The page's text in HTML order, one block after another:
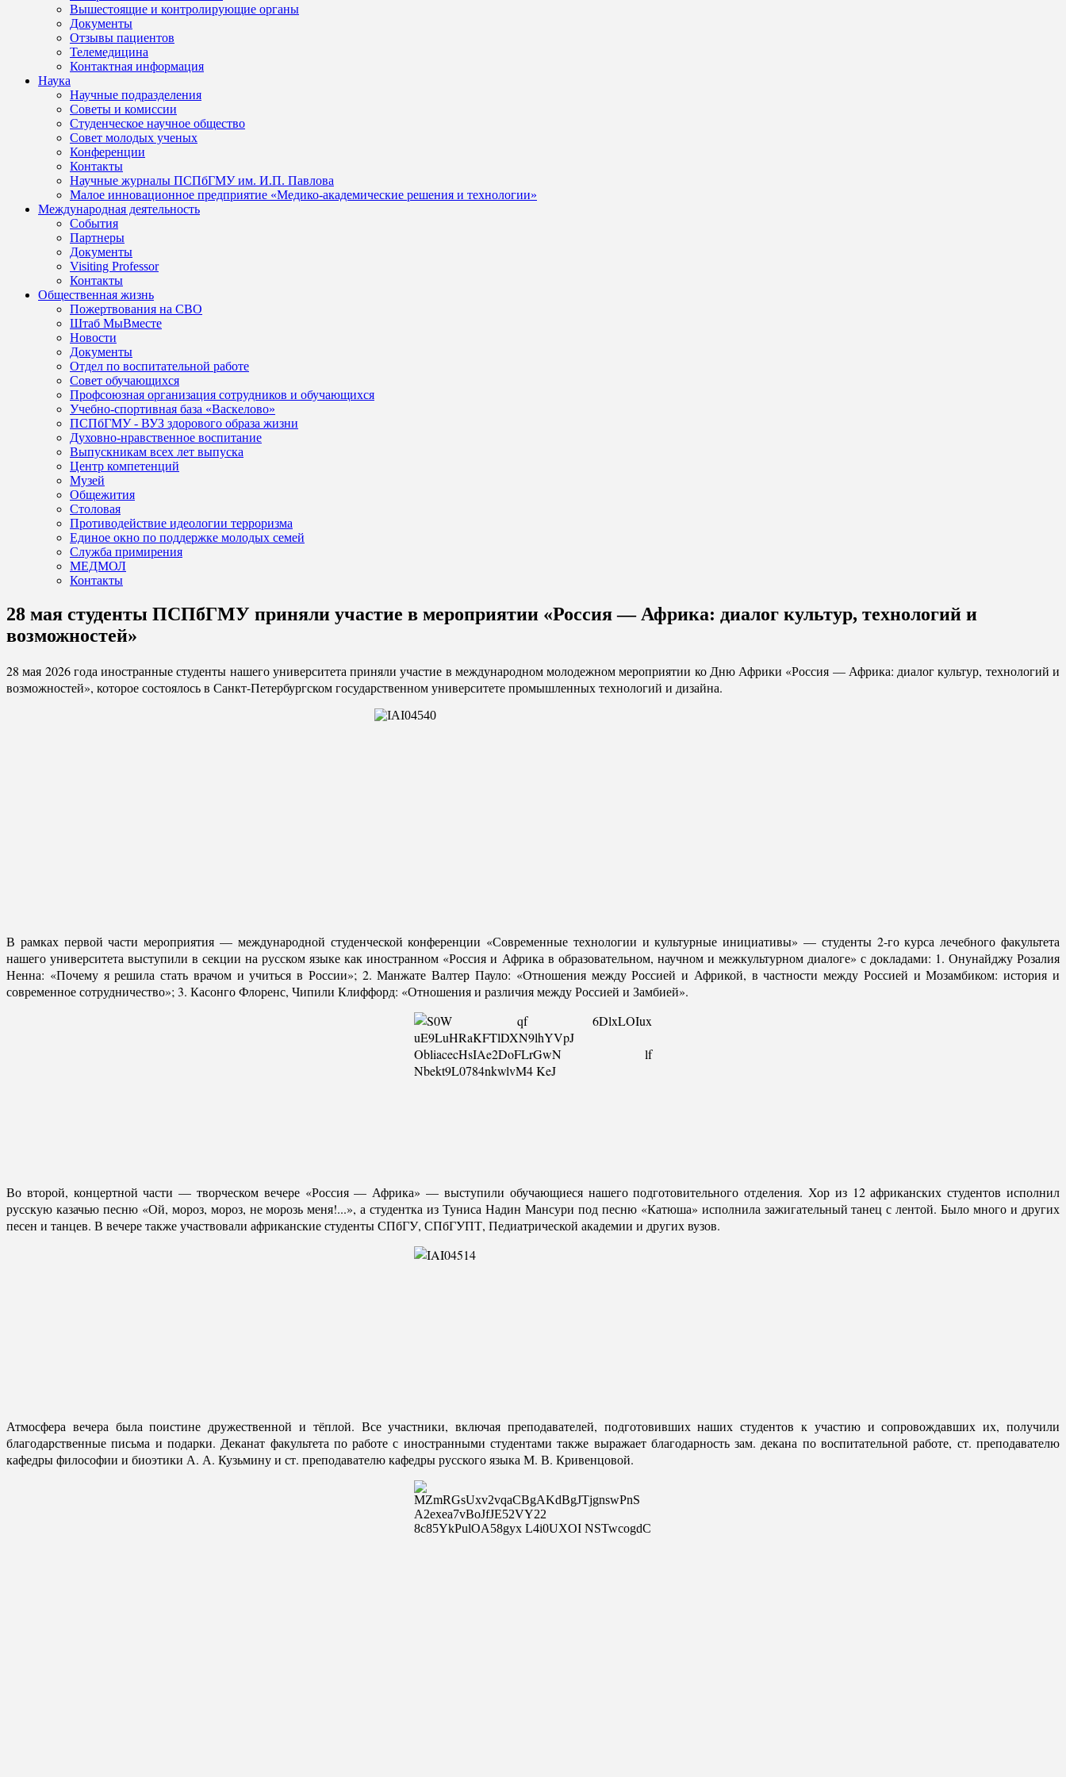
Вышестоящие и контролирующие органы
Документы
Отзывы пациентов
Телемедицина
Контактная информация
Наука
Научные подразделения
Советы и комиссии
Студенческое научное общество
Совет молодых ученых
Конференции
Контакты
Научные журналы ПСПбГМУ им. И.П. Павлова
Малое инновационное предприятие «Медико-академические решения и технологии»
Международная деятельность
События
Партнеры
Документы
Visiting Professor
Контакты
Общественная жизнь
Пожертвования на СВО
Штаб МыВместе
Новости
Документы
Отдел по воспитательной работе
Совет обучающихся
Профсоюзная организация сотрудников и обучающихся
Учебно-спортивная база «Васкелово»
ПСПбГМУ - ВУЗ здорового образа жизни
Духовно-нравственное воспитание
Выпускникам всех лет выпуска
Центр компетенций
Музей
Общежития
Столовая
Противодействие идеологии терроризма
Единое окно по поддержке молодых семей
Служба примирения
МЕДМОЛ
Контакты
28 мая студенты ПСПбГМУ приняли участие в мероприятии «Россия — Африка: диалог культур, технологий и
возможностей»
28 мая 2026 года иностранные студенты нашего университета приняли участие в международном молодежном мероприятии ко Дню Африки «Россия — Африка: диалог культур, технологий и
возможностей», которое состоялось в Санкт-Петербургском государственном университете промышленных технологий и дизайна.
В рамках первой части мероприятия — международной студенческой конференции «Современные технологии и культурные инициативы» — студенты 2-го курса лечебного факультета
нашего университета выступили в секции на русском языке как иностранном «Россия и Африка в образовательном, научном и межкультурном диалоге» с докладами: 1. Онунайджу Розалия
Ненна: «Почему я решила стать врачом и учиться в России»; 2. Манжате Валтер Пауло: «Отношения между Россией и Африкой, в частности между Россией и Мозамбиком: история и
современное сотрудничество»; 3. Касонго Флоренс, Чипили Клиффорд: «Отношения и различия между Россией и Замбией».
Во второй, концертной части — творческом вечере «Россия — Африка» — выступили обучающиеся нашего подготовительного отделения. Хор из 12 африканских студентов исполнил
русскую казачью песню «Ой, мороз, мороз, не морозь меня!...», а студентка из Туниса Надин Мансури под песню «Катюша» исполнила зажигательный танец с лентой. Было много и других
песен и танцев. В вечере также участвовали африканские студенты СПбГУ, СПбГУПТ, Педиатрической академии и других вузов.
Атмосфера вечера была поистине дружественной и тёплой. Все участники, включая преподавателей, подготовивших наших студентов к участию и сопровождавших их, получили
благодарственные письма и подарки. Деканат факультета по работе с иностранными студентами также выражает благодарность зам. декана по воспитательной работе, ст. преподавателю
кафедры философии и биоэтики А. А. Кузьмину и ст. преподавателю кафедры русского языка М. В. Кривенцовой.